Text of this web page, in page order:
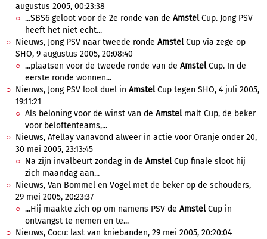
augustus 2005, 00:23:38
...SBS6 geloot voor de 2e ronde van de AmstelCup. Jong PSV
heeft het niet echt...
Nieuws, Jong PSV naar tweede ronde AmstelCup via zege op
SHO, 9 augustus 2005, 20:08:40
...plaatsen voor de tweede ronde van de AmstelCup. In de
eerste ronde wonnen...
Nieuws, Jong PSV loot duel in AmstelCup tegen SHO, 4 juli 2005,
19:11:21
Als beloning voor de winst van de Amstelmalt Cup, de beker
voor beloftenteams,...
Nieuws, Afellay vanavond alweer in actie voor Oranje onder 20,
30 mei 2005, 23:13:45
Na zijn invalbeurt zondag in de AmstelCup finale sloot hij
zich maandag aan...
Nieuws, Van Bommel en Vogel met de beker op de schouders,
29 mei 2005, 20:23:37
...Hij maakte zich op om namens PSV de AmstelCup in
ontvangst te nemen en te...
Nieuws, Cocu: last van kniebanden, 29 mei 2005, 20:20:04